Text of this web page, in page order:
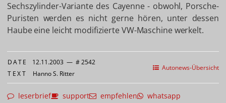
Sechszylinder-Variante des Cayenne - obwohl, Porsche-
Puristen werden es nicht gerne hören, unter dessen
Haube eine leicht modifizierte VW-Maschine werkelt.
Autonews-Übersicht
DATE 12.11.2003 — # 2542
TEXT Hanno S. Ritter
leserbrief support empfehlen whatsapp